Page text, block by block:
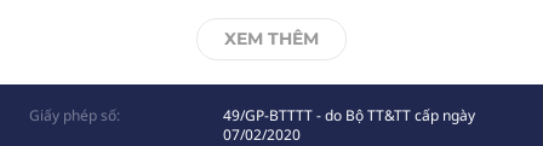
XEM THÊM
Giấy phép số:
49/GP-BTTTT - do Bộ TT&TT cấp ngày
07/02/2020